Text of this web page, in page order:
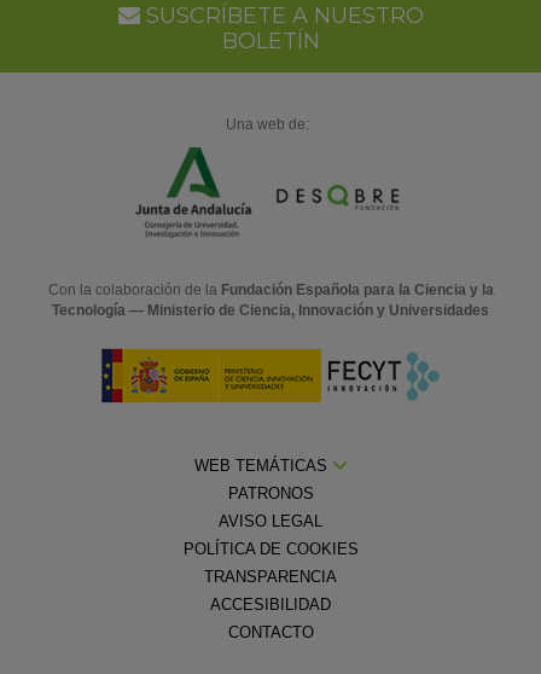
SUSCRÍBETE A NUESTRO
BOLETÍN
Una web de:
Con la colaboración de la Fundación Española para la Ciencia y la
Tecnología — Ministerio de Ciencia, Innovación y Universidades
WEB TEMÁTICAS
PATRONOS
AVISO LEGAL
POLÍTICA DE COOKIES
TRANSPARENCIA
ACCESIBILIDAD
CONTACTO